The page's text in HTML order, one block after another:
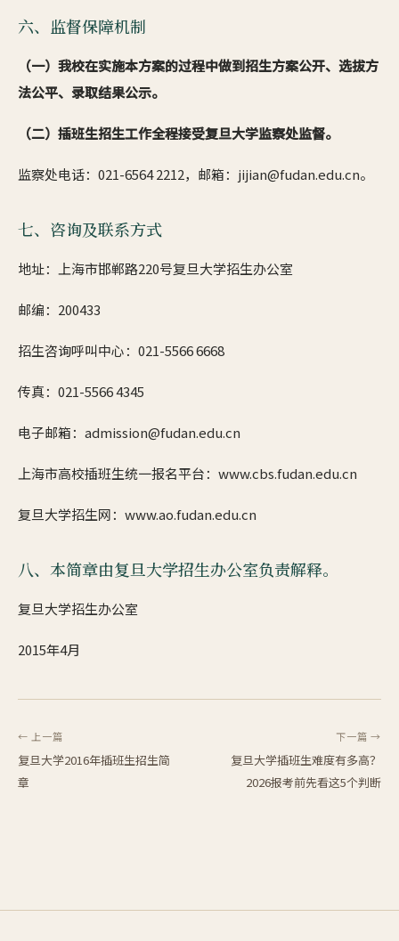
六、监督保障机制
（一）我校在实施本方案的过程中做到招生方案公开、选拔方
法公平、录取结果公示。
（二）插班生招生工作全程接受复旦大学监察处监督。
监察处电话：021-6564 2212，邮箱：jijian@fudan.edu.cn。
七、咨询及联系方式
地址：上海市邯郸路220号复旦大学招生办公室
邮编：200433
招生咨询呼叫中心：021-5566 6668
传真：021-5566 4345
电子邮箱：admission@fudan.edu.cn
上海市高校插班生统一报名平台：www.cbs.fudan.edu.cn
复旦大学招生网：www.ao.fudan.edu.cn
八、本简章由复旦大学招生办公室负责解释。
复旦大学招生办公室
2015年4月
← 上一篇
复旦大学2016年插班生招生简
章
下一篇 →
复旦大学插班生难度有多高？
2026报考前先看这5个判断